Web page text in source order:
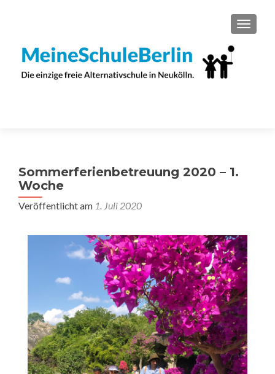
Sommerferienbetreuung 2020 – 1.
Woche
Veröffentlicht am 1. Juli 2020